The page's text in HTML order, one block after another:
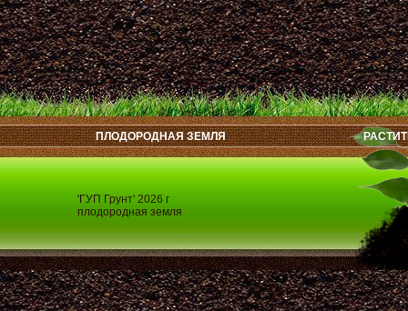
'ГУП Грунт' 2026 г
плодородная земля
ПЛОДОРОДНАЯ ЗЕМЛЯ